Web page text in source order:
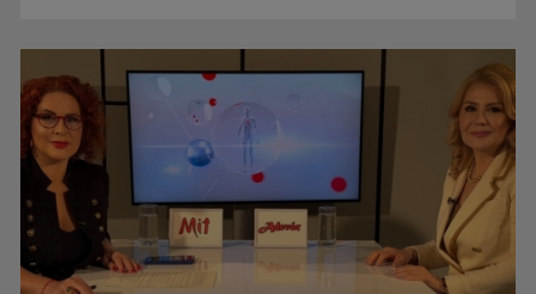
CONCACAF respinge planul FIFA de privatizare parțială a
activităților comerciale